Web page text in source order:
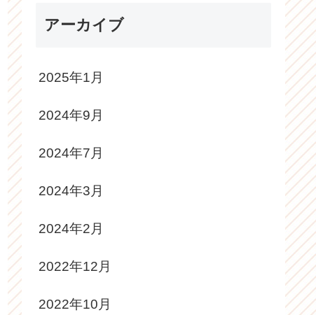
アーカイブ
2025年1月
2024年9月
2024年7月
2024年3月
2024年2月
2022年12月
2022年10月